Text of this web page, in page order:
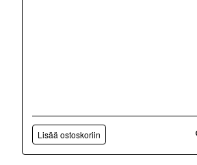
Lisää ostoskoriin